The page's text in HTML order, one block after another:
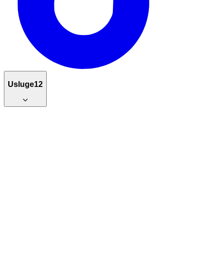
Usluge12